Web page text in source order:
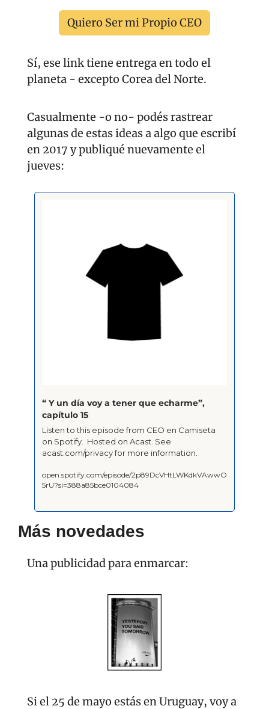
Quiero Ser mi Propio CEO
Sí, ese link tiene entrega en todo el
planeta - excepto Corea del Norte.
Casualmente -o no- podés rastrear
algunas de estas ideas a algo que escribí
en 2017 y publiqué nuevamente el
jueves:
“ Y un día voy a tener que echarme”,
capítulo 15
Listen to this episode from CEO en Camiseta
on Spotify.  Hosted on Acast. See
acast.com/privacy for more information.
open.spotify.com/episode/2p89DcVHtLWKdkVAwwO
5rU?si=388a85bce0104084
Más novedades
Una publicidad para enmarcar:
Si el 25 de mayo estás en Uruguay, voy a